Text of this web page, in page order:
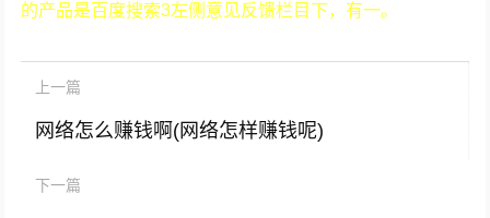
的产品是百度搜索3左侧意见反馈栏目下，有一。
上一篇
网络怎么赚钱啊(网络怎样赚钱呢)
下一篇